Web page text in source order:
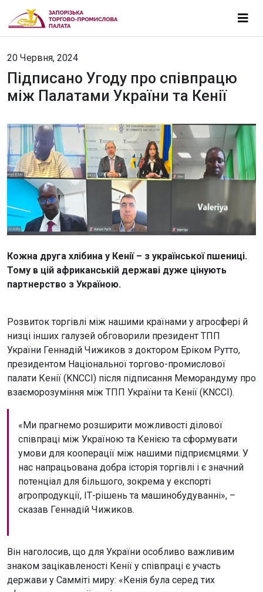
20 Червня, 2024
Підписано Угоду про співпрацю
між Палатами України та Кенії
Кожна друга хлібина у Кенії – з української пшениці.
Тому в цій африканській державі дуже цінують
партнерство з Україною.
Розвиток торгівлі між нашими країнами у агросфері й
низці інших галузей обговорили президент ТПП
України Геннадій Чижиков з доктором Еріком Рутто,
президентом Національної торгово-промислової
палати Кенії (KNCCI) після підписання Меморандуму про
взаєморозуміння між ТПП України та Кенії (KNCCI).
«Ми прагнемо розширити можливості ділової
співпраці між Україною та Кенією та сформувати
умови для кооперації між нашими підприємцями. У
нас напрацьована добра історія торгівлі і є значний
потенціал для більшого, зокрема у експорті
агропродукції, ІТ-рішень та машинобудуванні», –
сказав Геннадій Чижиков.
Він наголосив, що для України особливо важливим
знаком зацікавленості Кенії у співпраці є участь
держави у Самміті миру: «Кенія була серед тих